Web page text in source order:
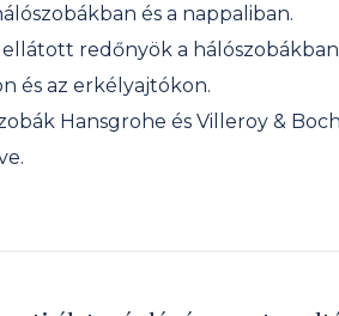
és a nappaliban.
redőnyök a
és az erkélyajtókon.
Hansgrohe és Villeroy &